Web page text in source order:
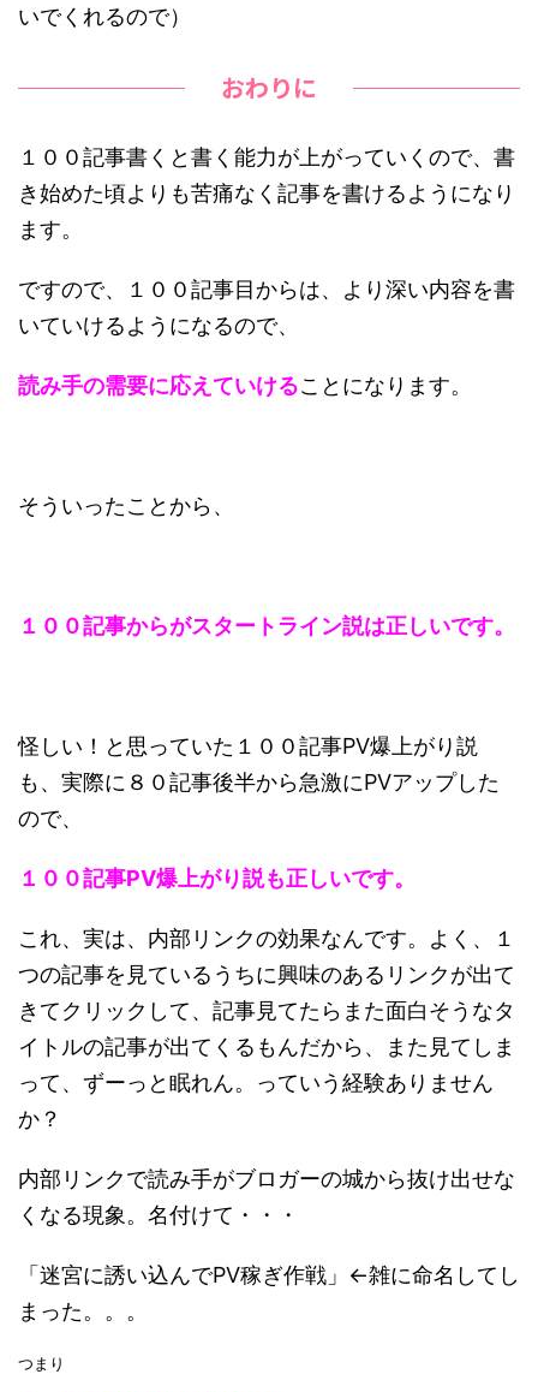
いでくれるので）
おわりに
１００記事書くと書く能力が上がっていくので、書
き始めた頃よりも苦痛なく記事を書けるようになり
ます。
ですので、１００記事目からは、より深い内容を書
いていけるようになるので、
読み手の需要に応えていけることになります。
そういったことから、
１ ００記事からがスタートライン説は正しいです。
怪しい！と思っていた１００記事PV爆上がり説
も、実際に８０記事後半から急激にPVアップした
ので、
１００記事PV爆上がり説も正しいです。
これ、実は、内部リンクの効果なんです。よく、１
つの記事を見ているうちに興味のあるリンクが出て
きてクリックして、記事見てたらまた面白そうなタ
イトルの記事が出てくるもんだから、また見てしま
って、ずーっと眠れん。っていう経験ありません
か？
内部リンクで読み手がブロガーの城から抜け出せな
くなる現象。名付けて・・・
「迷宮に誘い込んでPV稼ぎ作戦」←雑に命名してし
まった。。。
つまり